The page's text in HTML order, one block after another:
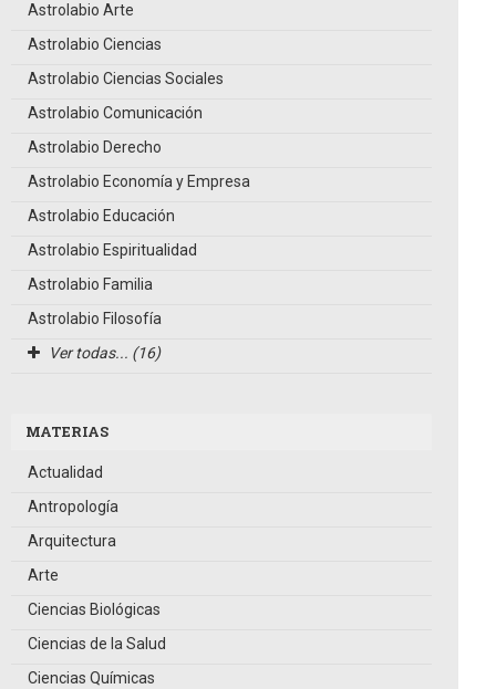
Astrolabio Arte
Astrolabio Ciencias
Astrolabio Ciencias Sociales
Astrolabio Comunicación
Astrolabio Derecho
Astrolabio Economía y Empresa
Astrolabio Educación
Astrolabio Espiritualidad
Astrolabio Familia
Astrolabio Filosofía
Ver todas... (16)
MATERIAS
Actualidad
Antropología
Arquitectura
Arte
Ciencias Biológicas
Ciencias de la Salud
Ciencias Químicas